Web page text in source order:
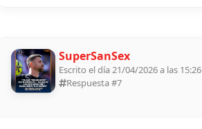
SuperSanSex
Escrito el día 21/04/2026 a las 15:26
Respuesta #7